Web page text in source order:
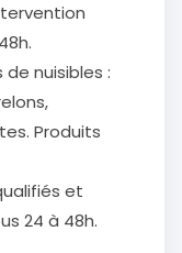
nuisibles :
Produits
et
24 à 48h.